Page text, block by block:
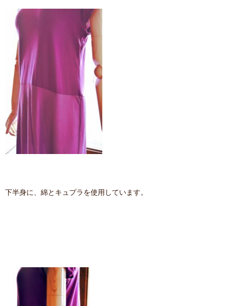
下半身に、綿とキュプラを使用しています。